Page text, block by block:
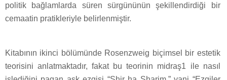
politik bağlamlarda süren sürgününün şekillendirdiği bir
cemaatin pratikleriyle belirlenmiştir.
Kitabının ikinci bölümünde Rosenzweig biçimsel bir estetik
teorisini anlatmaktadır, fakat bu teorinin midraş1 ile nasıl